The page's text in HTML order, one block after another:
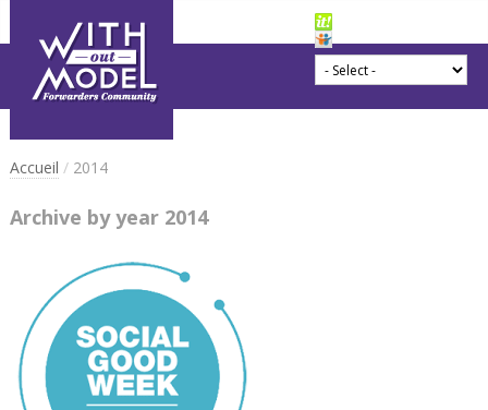
Accueil / 2014
Archive by year 2014